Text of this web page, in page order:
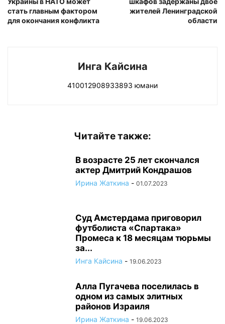
стать главным фактором
для окончания конфликта
жителей Ленинградской
области
Инга Кайсина
410012908933893 юмани
Читайте также:
В возрасте 25 лет скончался
актер Дмитрий Кондрашов
Ирина Жаткина - 01.07.2023
Суд Амстердама приговорил
футболиста «Спартака»
Промеса к 18 месяцам тюрьмы
за...
Инга Кайсина - 19.06.2023
Алла Пугачева поселилась в
одном из самых элитных
районов Израиля
Ирина Жаткина - 19.06.2023